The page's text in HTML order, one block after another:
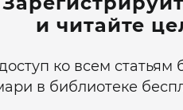
и читайте
ко всем статьям
в библиотеке